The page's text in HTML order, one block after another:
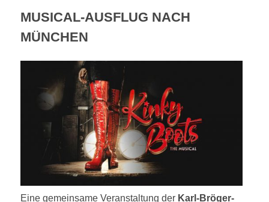
MUSICAL-AUSFLUG NACH
MÜNCHEN
Eine gemeinsame Veranstaltung der Karl-Bröger-